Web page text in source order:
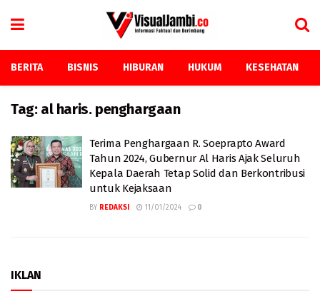
BERITA BISNIS HIBURAN HUKUM KESEHATAN
Tag: al haris. penghargaan
Terima Penghargaan R. Soeprapto Award
Tahun 2024, Gubernur Al Haris Ajak Seluruh
Kepala Daerah Tetap Solid dan Berkontribusi
untuk Kejaksaan
BY REDAKSI 11/01/2024 0
IKLAN